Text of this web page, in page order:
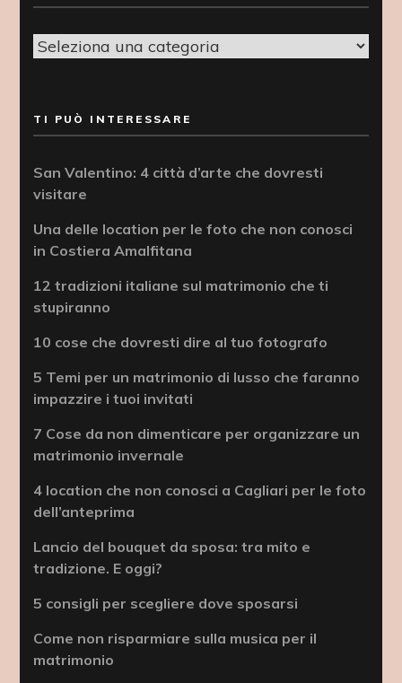
Categorie
TI PUÒ INTERESSARE
San Valentino: 4 città d’arte che dovresti
visitare
Una delle location per le foto che non conosci
in Costiera Amalfitana
12 tradizioni italiane sul matrimonio che ti
stupiranno
10 cose che dovresti dire al tuo fotografo
5 Temi per un matrimonio di lusso che faranno
impazzire i tuoi invitati
7 Cose da non dimenticare per organizzare un
matrimonio invernale
4 location che non conosci a Cagliari per le foto
dell’anteprima
Lancio del bouquet da sposa: tra mito e
tradizione. E oggi?
5 consigli per scegliere dove sposarsi
Come non risparmiare sulla musica per il
matrimonio